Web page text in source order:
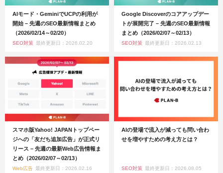
AIモード・GeminiでUCPの利用が
開始 – 先週のSEO最新情報まとめ
（2026/02/14～02/20）
SEO対策 最終更新日：2026.02.20
Google Discoverのコアアップデー
トが展開完了 – 先週のSEO最新情報
まとめ（2026/02/07～02/13）
SEO対策 最終更新日：2026.02.13
スマホ版Yahoo! JAPANトップペー
ジへの「友だち追加広告」が正式リ
リース – 先週の最新Web広告情報ま
とめ（2026/02/07～02/13）
Web広告 最終更新日：2026.02.16
AIの登場で流入が減っても問い合わ
せを増やすための考え方とは？
SEO対策 最終更新日：2026.08.05